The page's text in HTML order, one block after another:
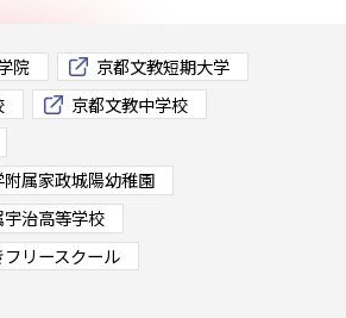
院
京都文教短期大学
京都文教中学校
属家政城陽幼稚園
治高等学校
リースクール